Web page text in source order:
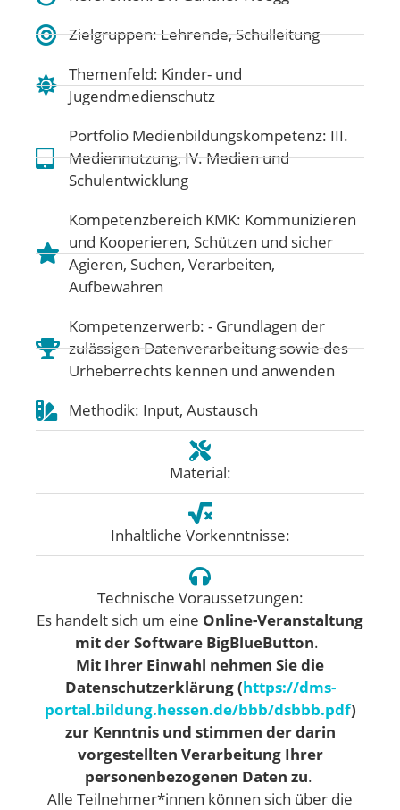
Zielgruppen: Lehrende, Schulleitung
Themenfeld: Kinder- und
Jugendmedienschutz
Portfolio Medienbildungskompetenz: III.
Mediennutzung,IV. Medien und
Schulentwicklung
Kompetenzbereich KMK: Kommunizieren
und Kooperieren, Schützen und sicher
Agieren, Suchen, Verarbeiten,
Aufbewahren
Kompetenzerwerb: - Grundlagen der
zulässigen Datenverarbeitung sowie des
Urheberrechts kennen und anwenden
Methodik: Input, Austausch
Material:
Inhaltliche Vorkenntnisse:
Technische Voraussetzungen:
Es handelt sich um eine Online-Veranstaltung
mit der Software BigBlueButton.
Mit Ihrer Einwahl nehmen Sie die
Datenschutzerklärung (https://dms-
portal.bildung.hessen.de/bbb/dsbbb.pdf)
zur Kenntnis und stimmen der darin
vorgestellten Verarbeitung Ihrer
personenbezogenen Daten zu.
Alle Teilnehmer*innen können sich über die